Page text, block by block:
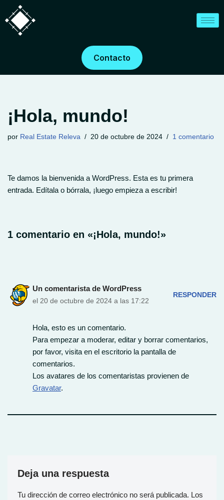
Saltar
Contacto
¡Hola, mundo!
por Real Estate Releva 20 de octubre de 2024 1 comentario
Te damos la bienvenida a WordPress. Esta es tu primera
entrada. Edítala o bórrala, ¡luego empieza a escribir!
1 comentario en «¡Hola, mundo!»
Un comentarista de WordPress
el 20 de octubre de 2024 a las 17:22
RESPONDER
Hola, esto es un comentario.
Para empezar a moderar, editar y borrar comentarios,
por favor, visita en el escritorio la pantalla de
comentarios.
Los avatares de los comentaristas provienen de
Gravatar.
Deja una respuesta
Tu dirección de correo electrónico no será publicada. Los